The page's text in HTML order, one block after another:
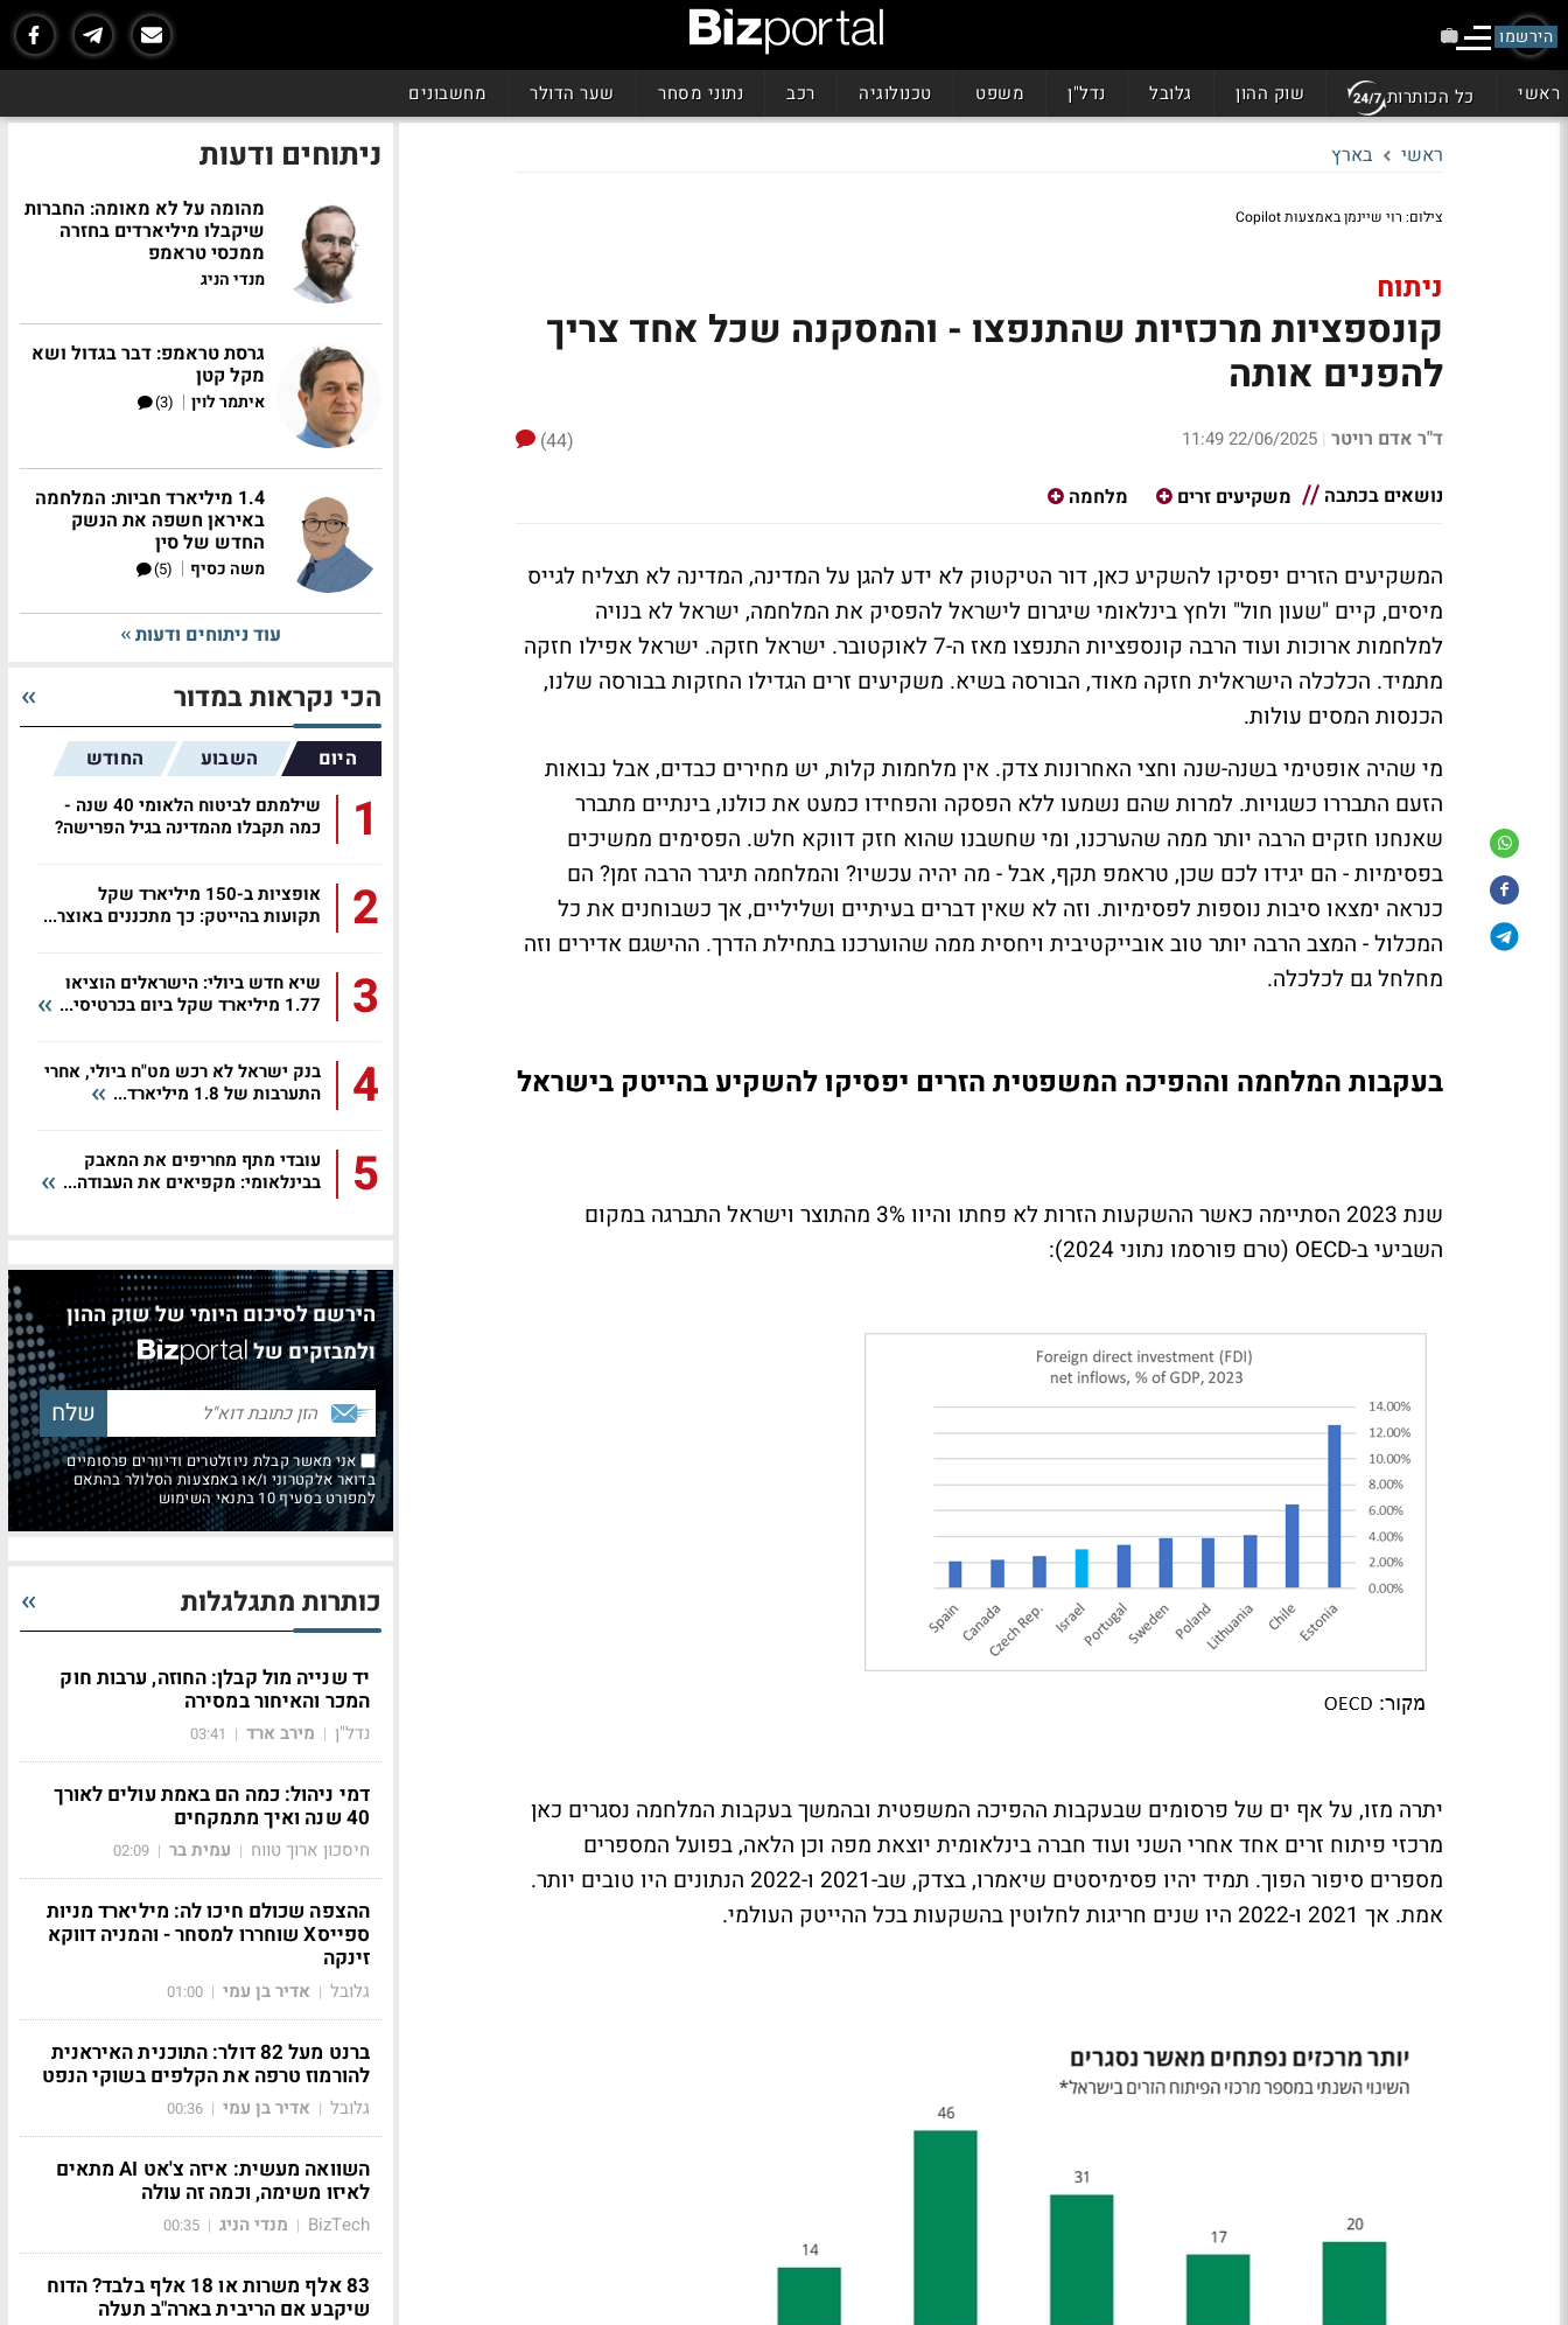
הירשמו
ראשי כל הכותרות שוק ההון גלובל נדל"ן משפט טכנולוגיה רכב נתוני מסחר שער הדולר מחשבונים
ראשי בארץ
צילום: רוי שיינמן באמצעות Copilot
ניתוח
קונספציות מרכזיות שהתנפצו - והמסקנה שכל אחד צריך
להפנים אותה
ד"ר אדם רויטר |
22/06/2025 11:49
(44)
נושאים בכתבה
משקיעים זרים מלחמה
המשקיעים הזרים יפסיקו להשקיע כאן, דור הטיקטוק לא ידע להגן על המדינה, המדינה לא תצליח לגייס
מיסים, קיים "שעון חול" ולחץ בינלאומי שיגרום לישראל להפסיק את המלחמה, ישראל לא בנויה
למלחמות ארוכות ועוד הרבה קונספציות התנפצו מאז ה-7 לאוקטובר. ישראל חזקה. ישראל אפילו חזקה
מתמיד. הכלכלה הישראלית חזקה מאוד, הבורסה בשיא. משקיעים זרים הגדילו החזקות בבורסה שלנו,
הכנסות המסים עולות.
מי שהיה אופטימי בשנה-שנה וחצי האחרונות צדק. אין מלחמות קלות, יש מחירים כבדים, אבל נבואות
הזעם התבררו כשגויות. למרות שהם נשמעו ללא הפסקה והפחידו כמעט את כולנו, בינתיים מתברר
שאנחנו חזקים הרבה יותר ממה שהערכנו, ומי שחשבנו שהוא חזק דווקא חלש. הפסימים ממשיכים
בפסימיות - הם יגידו לכם שכן, טראמפ תקף, אבל - מה יהיה עכשיו? והמלחמה תיגרר הרבה זמן? הם
כנראה ימצאו סיבות נוספות לפסימיות. וזה לא שאין דברים בעיתיים ושליליים, אך כשבוחנים את כל
המכלול - המצב הרבה יותר טוב אובייקטיבית ויחסית ממה שהוערכנו בתחילת הדרך. ההישגם אדירים וזה
מחלחל גם לכלכלה.
בעקבות המלחמה וההפיכה המשפטית הזרים יפסיקו להשקיע בהייטק בישראל
שנת 2023 הסתיימה כאשר ההשקעות הזרות לא פחתו והיוו 3% מהתוצר וישראל התברגה במקום
השביעי ב-OECD (טרם פורסמו נתוני 2024):
יתרה מזו, על אף ים של פרסומים שבעקבות ההפיכה המשפטית ובהמשך בעקבות המלחמה נסגרים כאן
מרכזי פיתוח זרים אחד אחרי השני ועוד חברה בינלאומית יוצאת מפה וכן הלאה, בפועל המספרים
מספרים סיפור הפוך. תמיד יהיו פסימיסטים שיאמרו, בצדק, שב-2021 ו-2022 הנתונים היו טובים יותר.
אמת. אך 2021 ו-2022 היו שנים חריגות לחלוטין בהשקעות בכל ההייטק העולמי.
ניתוחים ודעות
מהומה על לא מאומה: החברות
שיקבלו מיליארדים בחזרה
ממכסי טראמפ
מנדי הניג
גרסת טראמפ: דבר בגדול ושא
מקל קטן
איתמר לוין |
(3)
1.4 מיליארד חביות: המלחמה
באיראן חשפה את הנשק
החדש של סין
משה כסיף |
(5)
עוד ניתוחים ודעות
הכי נקראות במדור
היום השבוע החודש
1
שילמתם לביטוח הלאומי 40 שנה -
כמה תקבלו מהמדינה בגיל הפרישה?
2
אופציות ב-150 מיליארד שקל
תקועות בהייטק: כך מתכננים באוצר...
3
שיא חדש ביולי: הישראלים הוציאו
1.77 מיליארד שקל ביום בכרטיסי...
4
בנק ישראל לא רכש מט"ח ביולי, אחרי
התערבות של 1.8 מיליארד...
5
עובדי מתף מחריפים את המאבק
בבינלאומי: מקפיאים את העבודה...
הירשם לסיכום היומי של שוק ההון
ולמבזקים של
אני מאשר קבלת ניוזלטרים ודיוורים פרסומיים
בדואר אלקטרוני ו/או באמצעות הסלולר בהתאם
למפורט בסעיף 10 בתנאי השימוש
כותרות מתגלגלות
יד שנייה מול קבלן: החוזה, ערבות חוק
המכר והאיחור במסירה
נדל"ן | מירב ארד |
03:41
דמי ניהול: כמה הם באמת עולים לאורך
40 שנה ואיך מתמקחים
חיסכון ארוך טווח | עמית בר |
02:09
ההצפה שכולם חיכו לה: מיליארד מניות
ספייסX שוחררו למסחר - והמניה דווקא
זינקה
גלובל | אדיר בן עמי |
01:00
ברנט מעל 82 דולר: התוכנית האיראנית
להורמוז טרפה את הקלפים בשוקי הנפט
גלובל | אדיר בן עמי |
00:36
השוואה מעשית: איזה צ'אט AI מתאים
לאיזו משימה, וכמה זה עולה
BizTech
| מנדי הניג |
00:35
83 אלף משרות או 18 אלף בלבד? הדוח
שיקבע אם הריבית בארה"ב תעלה